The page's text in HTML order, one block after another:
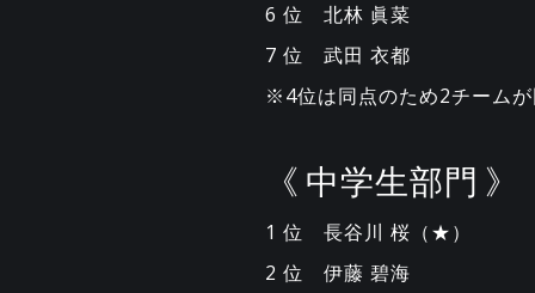
6 位 北林 眞菜
7 位 武田 衣都
※4位は同点のため2チーム
《 中学生部門 》
1 位 長谷川 桜（★）
2 位 伊藤 碧海